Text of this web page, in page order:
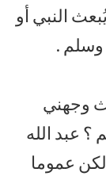
النبي أو
وسلم .
وجهني
؟ عبد الله
عموما